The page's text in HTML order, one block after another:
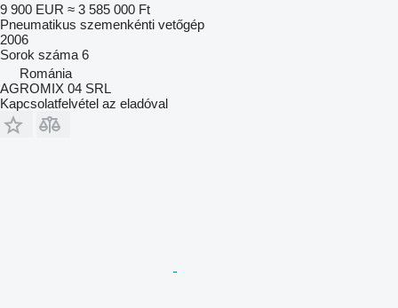
9 900 EUR ≈ 3 585 000 Ft
Pneumatikus szemenkénti vetőgép
2006
Sorok száma 6
Románia
AGROMIX 04 SRL
Kapcsolatfelvétel az eladóval